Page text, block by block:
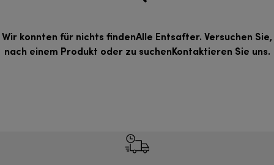
Wir konnten für nichts findenAlle Entsafter. Versuchen Sie,
nach einem Produkt oder zu suchenKontaktieren Sie uns.